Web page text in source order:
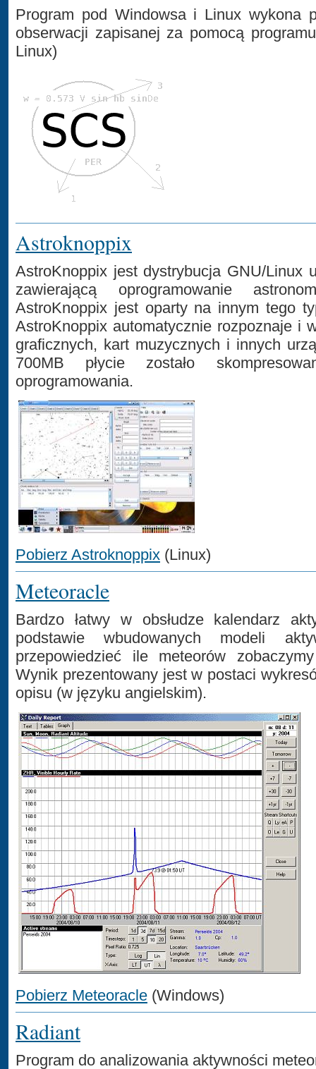
Program pod Windowsa i Linux wykona
obserwacji zapisanej za pomocą
Linux)
Astroknoppix
AstroKnoppix jest dystrybucja GNU/Linux
zawierającą oprogramowanie
AstroKnoppix jest oparty na innym tego
AstroKnoppix automatycznie rozpoznaje i
graficznych, kart muzycznych i innych
700MB płycie zostało
oprogramowania.
Pobierz Astroknoppix (Linux)
Meteoracle
Bardzo łatwy w obsłudze kalendarz
podstawie wbudowanych modeli
przepowiedzieć ile meteorów
Wynik prezentowany jest w postaci
opisu (w języku angielskim).
Pobierz Meteoracle (Windows)
Radiant
Program do analizowania aktywności